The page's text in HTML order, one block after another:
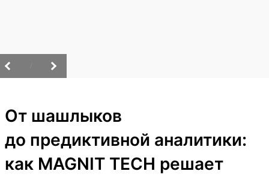
От шашлыков
до предиктивной аналитики:
как MAGNIT TECH решает